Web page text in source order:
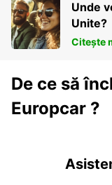
Unde
Unite?
Citește
De ce să
Europcar ?